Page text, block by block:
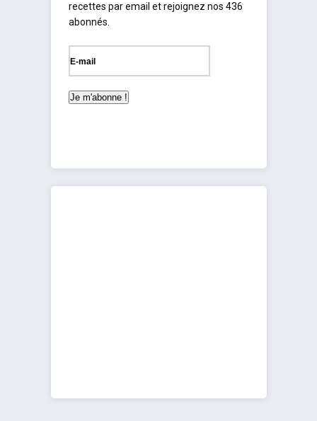
recettes par email et rejoignez nos 436
abonnés.